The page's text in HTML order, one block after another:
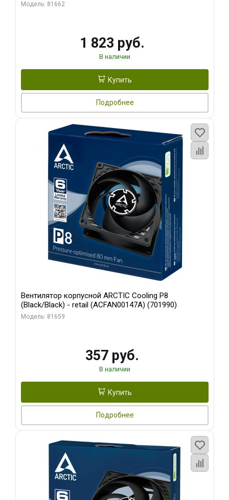
Модель: 81662
1 823 руб.
В наличии
Купить
Подробнее
Вентилятор корпусной ARCTIC Cooling P8
(Black/Black) - retail (ACFAN00147A) (701990)
Модель: 81659
357 руб.
В наличии
Купить
Подробнее